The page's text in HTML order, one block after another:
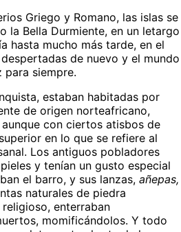
Griego y Romano, las islas se
la Bella Durmiente, en un letargo
hasta mucho más tarde, en el
de nuevo y el mundo
para siempre.
estaban habitadas por
de origen norteafricano,
con ciertos atisbos de
en lo que se refiere al
Los antiguos pobladores
y tenían un gusto especial
el barro, y sus lanzas, añepas,
naturales de piedra
enterraban
momificándolos. Y todo